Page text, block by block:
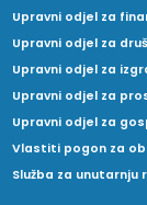
Upravni odjel za
Upravni odjel za
Upravni odjel za
Upravni odjel za
Upravni odjel za
Vlastiti pogon za
Služba za unutarnju